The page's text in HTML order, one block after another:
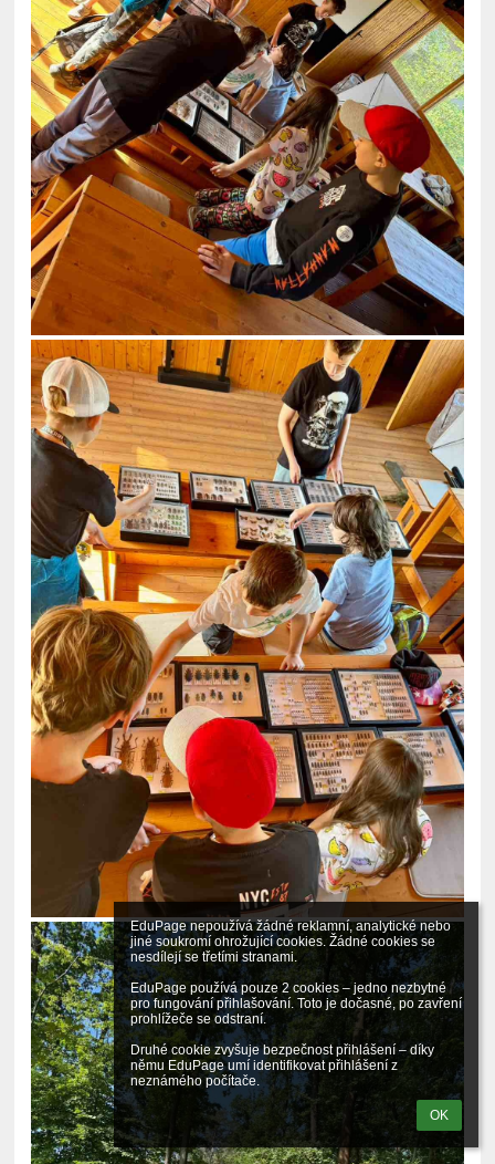
EduPage nepoužívá žádné reklamní, analytické nebo
jiné soukromí ohrožující cookies. Žádné cookies se
nesdílejí se třetími stranami.
EduPage používá pouze 2 cookies – jedno nezbytné
pro fungování přihlašování. Toto je dočasné, po zavření
prohlížeče se odstraní.
Druhé cookie zvyšuje bezpečnost přihlášení – díky
němu EduPage umí identifikovat přihlášení z
neznámého počítače.
OK